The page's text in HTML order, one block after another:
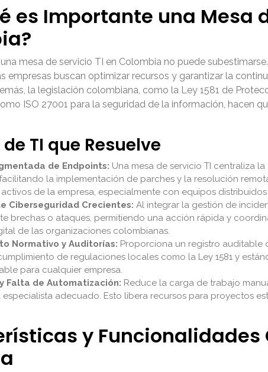
es Importante una Mesa
mesa de servicio TI en Colombia no puede
empresas buscan optimizar recursos y garantizar la
la legislación colombiana, como la Ley 1581 de
ISO 27001 para la seguridad de la información, hacen
TI que Resuelve
de Endpoints: Una mesa de servicio TI centraliza
la implementación de parches y la resolución
de la empresa, especialmente con equipos
Ciberseguridad Crecientes: Al integrar la gestión de
brechas o ataques, permitiendo una acción rápida y
de las organizaciones colombianas.
Normativo y Auditorías: Proporciona un registro auditable
de regulaciones locales como la Ley 1581 y
para cualquier empresa.
Falta de Automatización: Reduce la carga de trabajo
adecuado. Esto libera recursos para proyectos
y Funcionalidades